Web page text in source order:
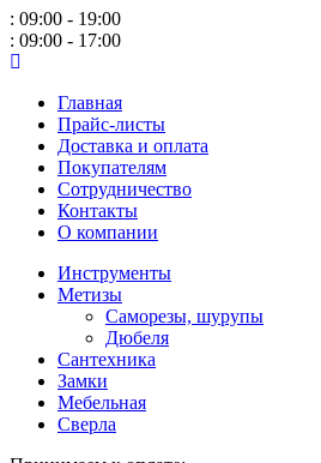
: 09:00 - 19:00
: 09:00 - 17:00
Главная
Прайс-листы
Доставка и оплата
Покупателям
Сотрудничество
Контакты
О компании
Инструменты
Метизы
Саморезы, шурупы
Дюбеля
Сантехника
Замки
Мебельная
Сверла